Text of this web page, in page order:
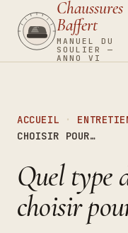
Chaussures
Baffert
MANUEL DU
SOULIER —
ANNO VI
Entretien
Tendances
ACCUEIL ·
CHOISIR POUR…
Quel type
choisir